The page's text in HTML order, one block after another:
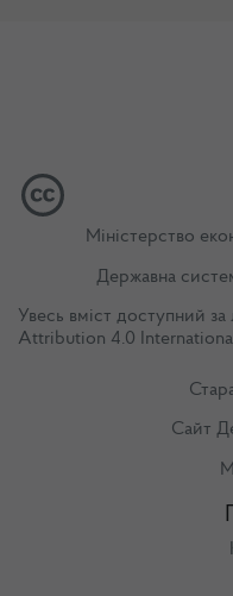
Міністерство
Державна
Увесь вміст доступний за
Attribution 4.0
Сайт